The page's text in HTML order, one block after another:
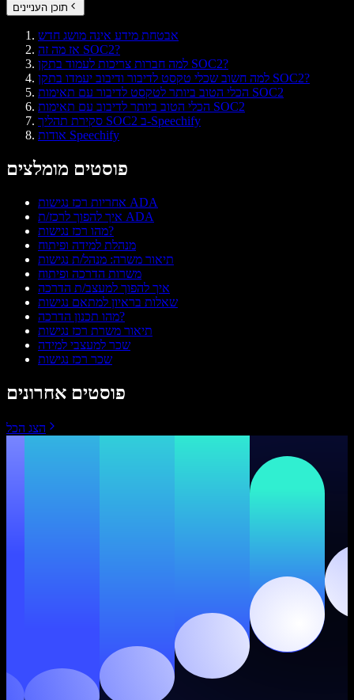
תוכן העניינים
אבטחת מידע אינה מושג חדש
אז מה זה SOC2?
למה חברות צריכות לעמוד בתקן SOC2?
למה חשוב שכלי טקסט לדיבור ודיבוב יעמדו בתקן SOC2?
הכלי הטוב ביותר לטקסט לדיבור עם תאימות SOC2
הכלי הטוב ביותר לדיבוב עם תאימות SOC2
סקירת תהליך SOC2 ב-Speechify
אודות Speechify
פוסטים מומלצים
אחריות רכז נגישות ADA
איך להפוך לרכז/ת ADA
מהו רכז נגישות?
מנהלת למידה ופיתוח
תיאור משרה: מנהל/ת נגישות
משרות הדרכה ופיתוח
איך להפוך למעצב/ת הדרכה
שאלות בראיון למתאם נגישות
מהו תכנון הדרכה?
תיאור משרת רכז נגישות
שכר למעצבי למידה
שכר רכז נגישות
פוסטים אחרונים
הצג הכל